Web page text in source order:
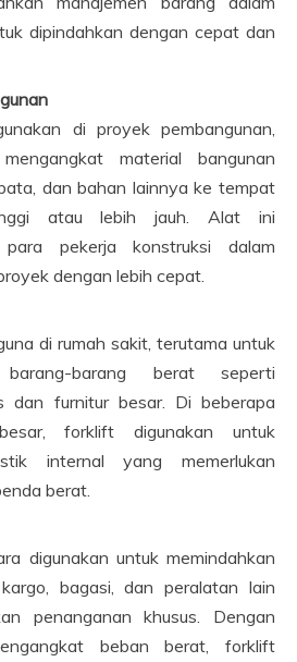
dipindahkan dengan cepat dan
di proyek pembangunan,
material bangunan
dan bahan lainnya ke tempat
atau lebih jauh. Alat ini
para pekerja konstruksi dalam
dengan lebih cepat.
di rumah sakit, terutama untuk
barang-barang berat seperti
dan furnitur besar. Di beberapa
forklift digunakan untuk
internal yang memerlukan
berat.
digunakan untuk memindahkan
bagasi, dan peralatan lain
penanganan khusus. Dengan
beban berat, forklift